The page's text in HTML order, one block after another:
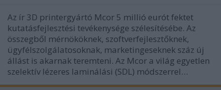
Az ír 3D printergyártó Mcor 5 millió eurót fektet
kutatásfejlesztési tevékenysége szélesítésébe. Az
összegből mérnököknek, szoftverfejlesztőknek,
ügyfélszolgálatosoknak, marketingeseknek száz új
állást is akarnak teremteni. Az Mcor a világ egyetlen
szelektív lézeres laminálási (SDL) módszerrel…